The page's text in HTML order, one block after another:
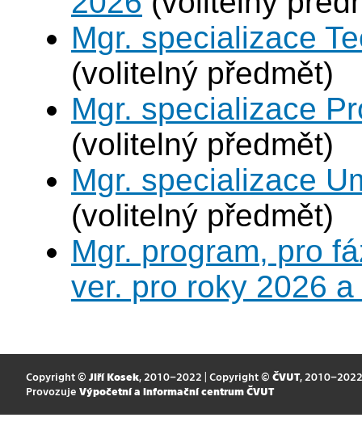
Mgr. specializace
(volitelný předmět)
Mgr. specializace
(volitelný předmět)
Mgr. specializace
(volitelný předmět)
Mgr. program, pro
ver. pro roky 2026
Copyright © Jiří Kosek, 2010–2022 | Copyright © ČVUT, 2010–2022
Provozuje Výpočetní a informační centrum ČVUT